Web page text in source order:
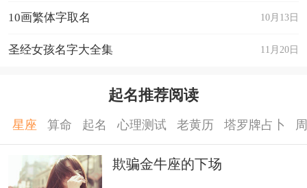
10月13日
10画繁体字取名
11月20日
圣经女孩名字大全集
起名推荐阅读
星座 算命 起名 心理测试 老黄历 塔罗牌占卜
欺骗金牛座的下场